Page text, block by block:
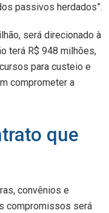
passivos herdados”.
será direcionado à
terá R$ 948 milhões,
para custeio e
comprometer a
que
convênios e
compromissos será